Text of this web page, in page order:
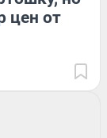
цен от